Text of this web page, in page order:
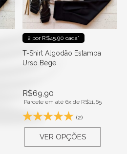
2 por R$45.90 cada*
T-Shirt Algodão Estampa
Feelin Glam Off
R$69,90
Parcele em até 6x de R$11,65
VER OPÇÕES